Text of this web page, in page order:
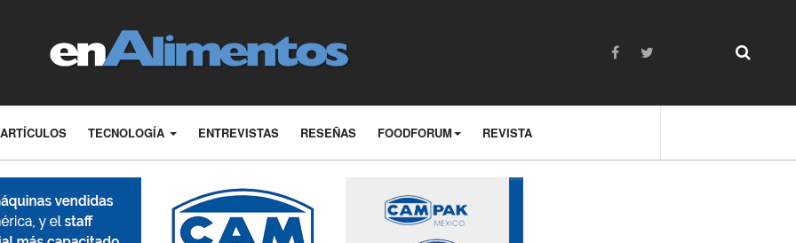
ARTÍCULOS TECNOLOGÍA ENTREVISTAS RESEÑAS FOODFORUM REVISTA